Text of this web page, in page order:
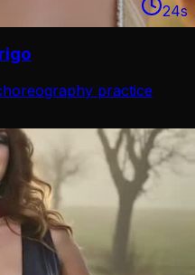
24s
practice